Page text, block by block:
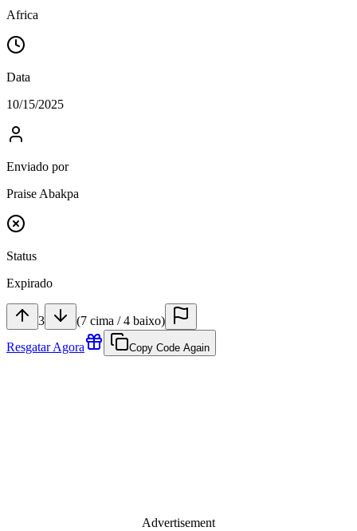
Africa
Data
10/15/2025
Enviado por
Praise Abakpa
Status
Expirado
3 (7 cima /4 baixo)
Resgatar Agora
Copy Code Again
Advertisement